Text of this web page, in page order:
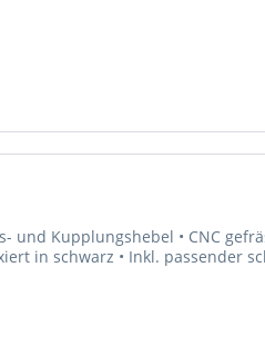
und Kupplungshebel • CNC
in schwarz • Inkl. passender